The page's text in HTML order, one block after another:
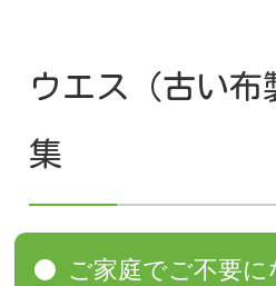
ウエス（古い布
集
ご家庭でご不要